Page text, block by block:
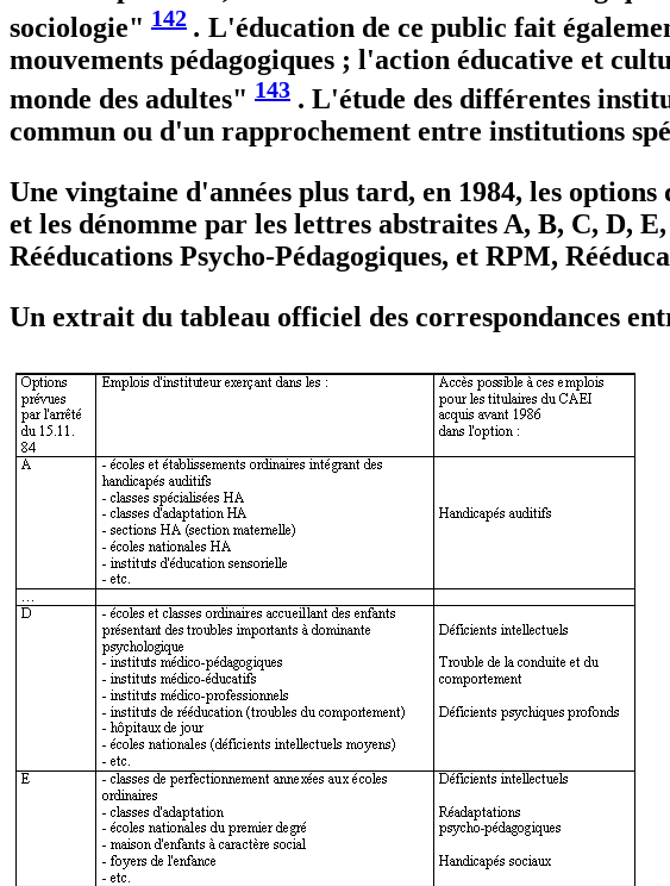
sociologie" 142 . L'éducation de ce public fait
mouvements pédagogiques ; l'action éducative et
monde des adultes" 143 . L'étude des différentes
commun ou d'un rapprochement entre institutions
Une vingtaine d'années plus tard, en 1984, les
et les dénomme par les lettres abstraites A, B, C, D,
Rééducations Psycho-Pédagogiques, et RPM,
Un extrait du tableau officiel des correspondances